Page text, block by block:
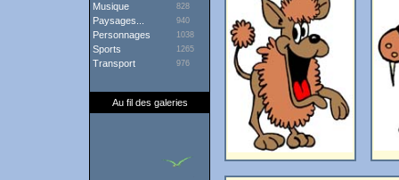
Musique 828
Paysages... 940
Personnages 1038
Sports 1265
Transport 976
Au fil des galeries